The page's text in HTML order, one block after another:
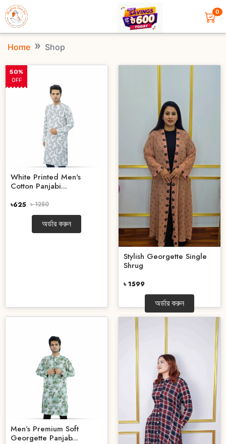
0
Home Shop
50%
OFF
White Printed Men's
Cotton Panjabi...
৳625 ৳ 1250
অর্ডার করুন
Stylish Georgette Single
Shrug
৳ 1599
অর্ডার করুন
Men’s Premium Soft
Georgette Panjab...